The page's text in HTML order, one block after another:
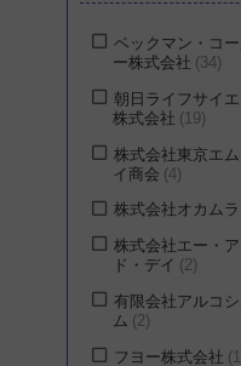
ベックマン・コ
ー株式会社 34
朝日ライフサイエ
株式会社
19
株式会社東京エ
イ商会 4
株式会社オカムラ
株式会社エー・
ド・デイ
2
有限会社アルコ
ム
2
フヨー株式会社 1